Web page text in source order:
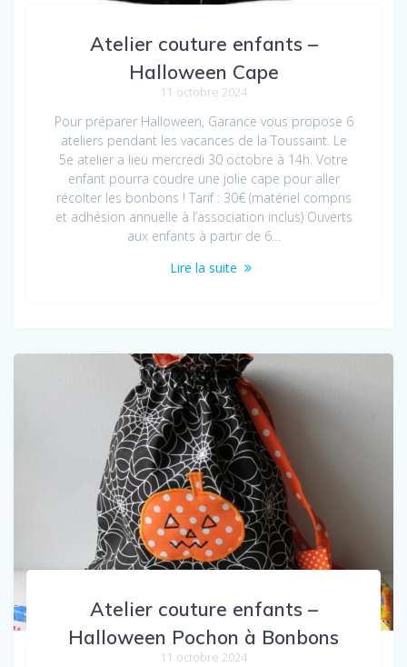
Atelier couture enfants –
Halloween Cape
11 octobre 2024
Pour préparer Halloween, Garance vous propose 6
ateliers pendant les vacances de la Toussaint. Le
5e atelier a lieu mercredi 30 octobre à 14h. Votre
enfant pourra coudre une jolie cape pour aller
récolter les bonbons ! Tarif : 30€ (matériel compris
et adhésion annuelle à l’association inclus) Ouverts
aux enfants à partir de 6…
Lire la suite
Atelier couture enfants –
Halloween Pochon à Bonbons
11 octobre 2024